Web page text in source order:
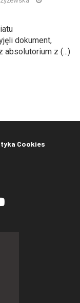
dokument,
absolutorium z (...)
Cookies